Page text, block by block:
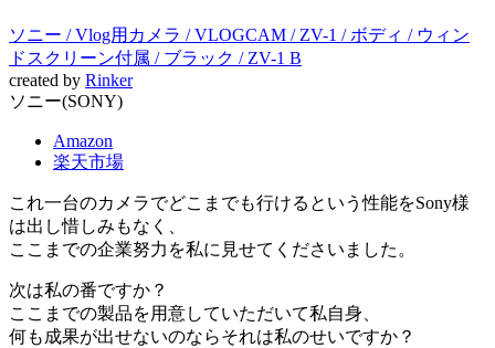
ソニー / Vlog用カメラ / VLOGCAM / ZV-1 / ボディ / ウィン
ドスクリーン付属 / ブラック / ZV-1 B
created by Rinker
ソニー(SONY)
Amazon
楽天市場
これ一台のカメラでどこまでも行けるという性能をSony様
は出し惜しみもなく、
ここまでの企業努力を私に見せてくださいました。
次は私の番ですか？
ここまでの製品を用意していただいて私自身、
何も成果が出せないのならそれは私のせいですか？